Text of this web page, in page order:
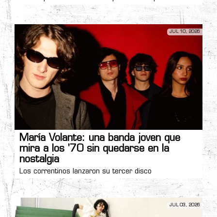
JUL 10, 2026
María Volante: una banda joven que
mira a los '70 sin quedarse en la
nostalgia
Los correntinos lanzaron su tercer disco
JUL 03, 2026